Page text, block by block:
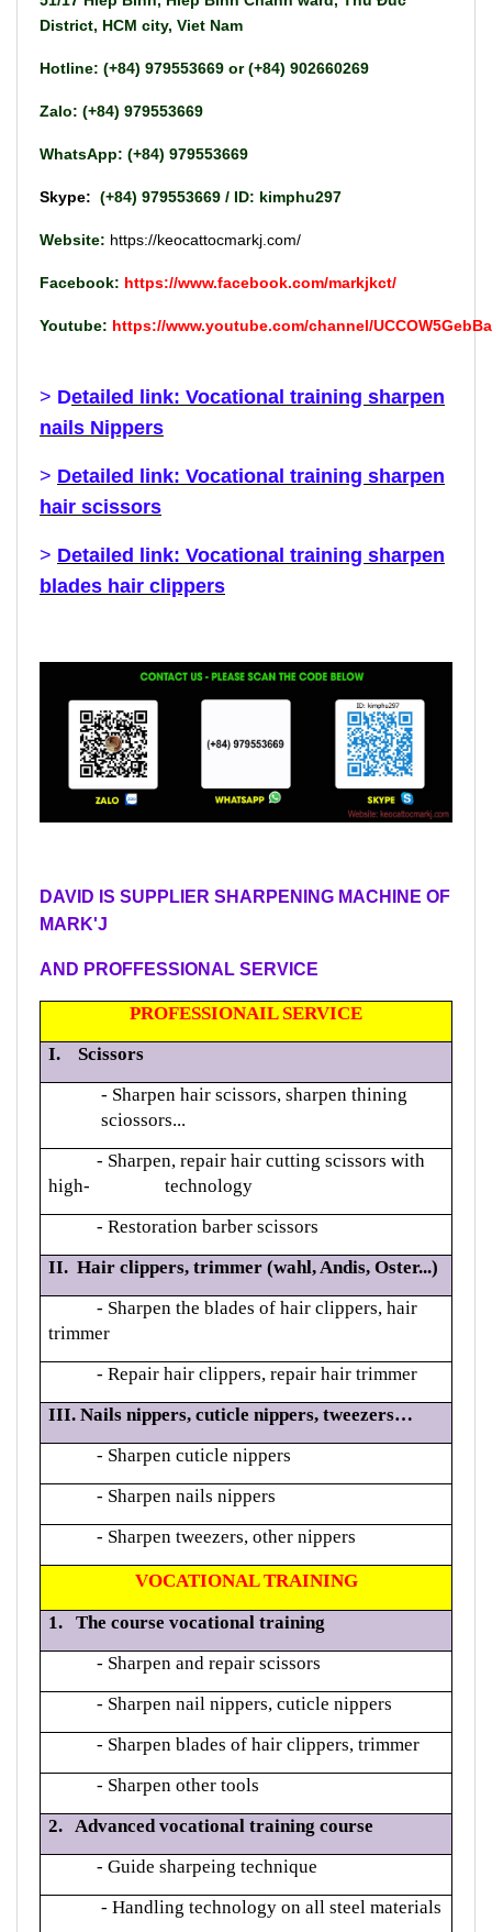
District, HCM city, Viet Nam
Hotline: (+84) 979553669 or (+84) 902660269
Zalo: (+84) 979553669
WhatsApp: (+84) 979553669
Skype: (+84) 979553669 / ID: kimphu297
Website: https://keocattocmarkj.com/
Facebook: https://www.facebook.com/markjkct/
Youtube: https://www.youtube.com/channel/
> Detailed link: Vocational training sharpen
nails Nippers
> Detailed link: Vocational training sharpen
hair scissors
> Detailed link: Vocational training sharpen
blades hair clippers
DAVID IS SUPPLIER SHARPENING MACHINE OF
MARK'J
AND PROFFESSIONAL SERVICE
PROFESSIONAIL SERVICE
I. Scissors
- Sharpen hair scissors, sharpen thining
sciossors...
- Sharpen, repair hair cutting scissors with
high- technology
- Restoration barber scissors
II. Hair clippers, trimmer (wahl, Andis, Oster...)
- Sharpen the blades of hair clippers, hair
trimmer
-Repair hair clippers, repair hair trimmer
III. Nails nippers, cuticle nippers,tweezers…
- Sharpen cuticle nippers
- Sharpen nails nippers
- Sharpen tweezers, other nippers
VOCATIONAL TRAINING
1. The course vocational training
- Sharpen and repair scissors
- Sharpen nail nippers, cuticle nippers
- Sharpen blades of hair clippers, trimmer
- Sharpen other tools
2.Advanced vocational training course
- Guide sharpeing technique
- Handling technology on all steel materials